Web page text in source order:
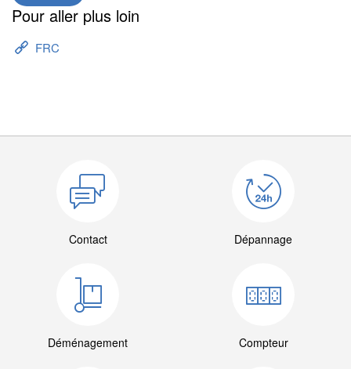
Pour aller plus loin
FRC
Contact Dépannage
Déménagement Compteur